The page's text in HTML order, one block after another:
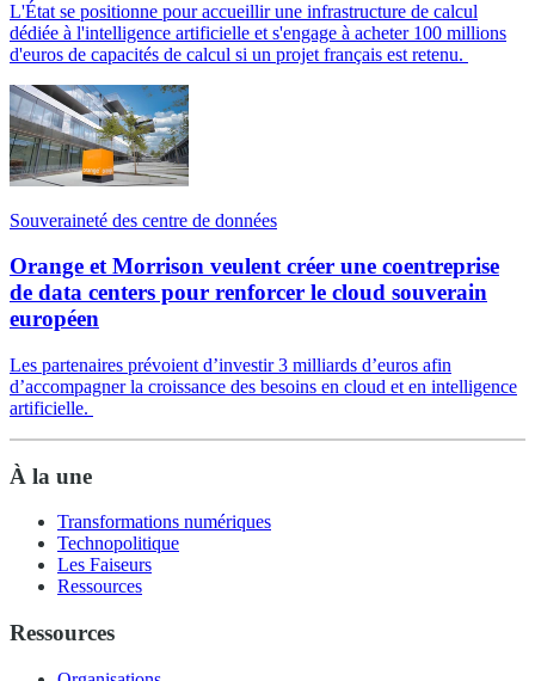
L'État se positionne pour accueillir une infrastructure de calcul
dédiée à l'intelligence artificielle et s'engage à acheter 100 millions
d'euros de capacités de calcul si un projet français est retenu.
Souveraineté des centre de données
Orange et Morrison veulent créer une coentreprise
de data centers pour renforcer le cloud souverain
européen
Les partenaires prévoient d’investir 3 milliards d’euros afin
d’accompagner la croissance des besoins en cloud et en intelligence
artificielle.
À la une
Transformations numériques
Technopolitique
Les Faiseurs
Ressources
Ressources